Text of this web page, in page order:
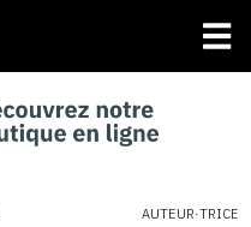
AUTEUR·TRICE